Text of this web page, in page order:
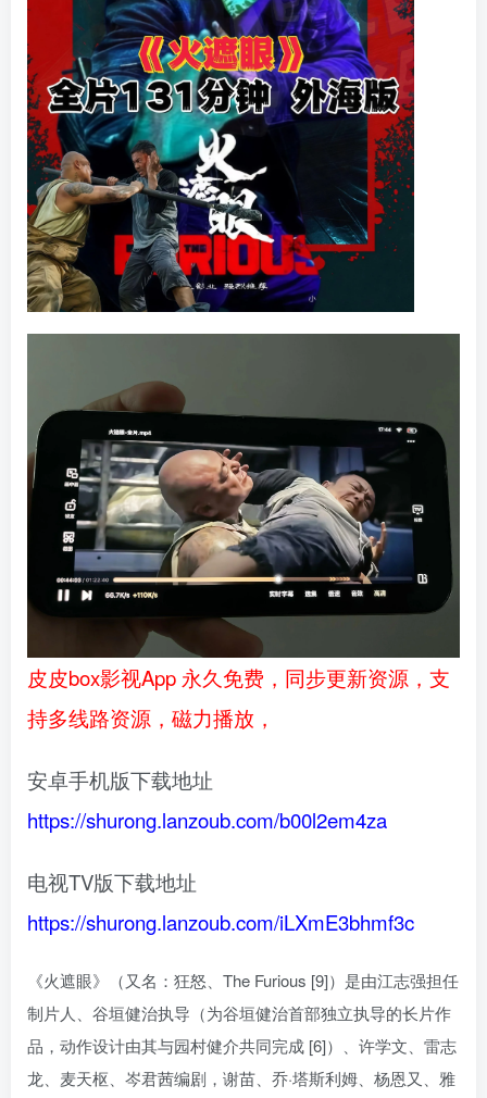
皮皮box影视App 永久免费，同步更新资源，支
持多线路资源，磁力播放，
安卓手机版下载地址
https://shurong.lanzoub.com/b00l2em4za
电视TV版下载地址
https://shurong.lanzoub.com/iLXmE3bhmf3c
《火遮眼》（又名：狂怒、The Furious [9]）是由江志强担任
制片人、谷垣健治执导（为谷垣健治首部独立执导的长片作
品，动作设计由其与园村健介共同完成 [6]）、许学文、雷志
龙、麦天枢、岑君茜编剧，谢苗、乔·塔斯利姆、杨恩又、雅